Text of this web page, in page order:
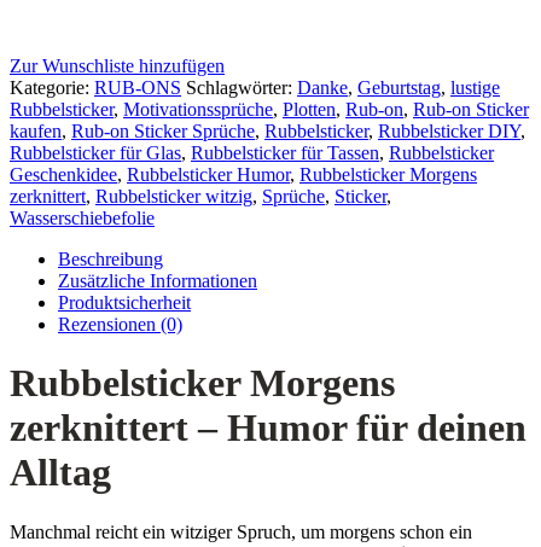
Zur Wunschliste hinzufügen
Kategorie: RUB-ONS Schlagwörter: Danke, Geburtstag, lustige
Rubbelsticker, Motivationssprüche, Plotten, Rub-on, Rub-on Sticker
kaufen, Rub-on Sticker Sprüche, Rubbelsticker, Rubbelsticker DIY,
Rubbelsticker für Glas, Rubbelsticker für Tassen, Rubbelsticker
Geschenkidee, Rubbelsticker Humor, Rubbelsticker Morgens
zerknittert, Rubbelsticker witzig, Sprüche, Sticker,
Wasserschiebefolie
Beschreibung
Zusätzliche Informationen
Produktsicherheit
Rezensionen (0)
Rubbelsticker Morgens
zerknittert – Humor für deinen
Alltag
Manchmal reicht ein witziger Spruch, um morgens schon ein